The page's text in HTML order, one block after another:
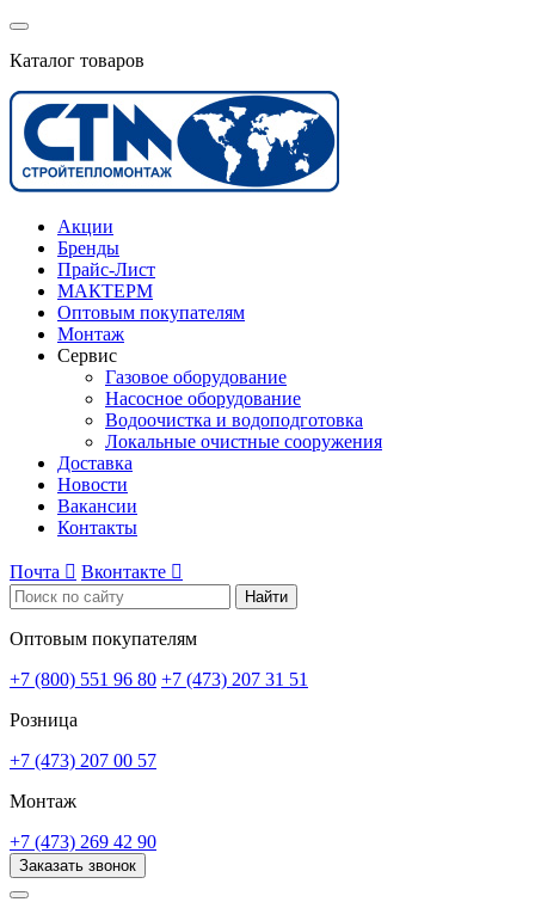
Каталог товаров
Акции
Бренды
Прайс-Лист
МАКТЕРМ
Оптовым покупателям
Монтаж
Сервис
Газовое оборудование
Насосное оборудование
Водоочистка и водоподготовка
Локальные очистные сооружения
Доставка
Новости
Вакансии
Контакты
Почта  Вконтакте 
Найти
Оптовым покупателям
+7 (800) 551 96 80 +7 (473) 207 31 51
Розница
+7 (473) 207 00 57
Монтаж
+7 (473) 269 42 90
Заказать звонок